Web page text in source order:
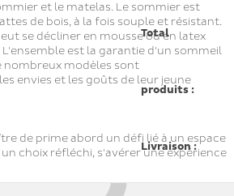
Total
produits :
Livraison :
et le matelas. Le sommier est
de bois, à la fois souple et résistant.
se décliner en mousse ou en latex
est la garantie d'un sommeil
nombreux modèles sont
envies et les goûts de leur jeune
de prime abord un défi lié à un espace
choix réfléchi, s'avérer une expérience